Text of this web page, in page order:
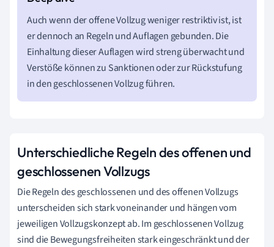
Auch wenn der offene Vollzug weniger restriktiv ist, ist
er dennoch an Regeln und Auflagen gebunden. Die
Einhaltung dieser Auflagen wird streng überwacht und
Verstöße können zu Sanktionen oder zur Rückstufung
in den geschlossenen Vollzug führen.
Unterschiedliche Regeln des offenen und
geschlossenen Vollzugs
Die Regeln des geschlossenen und des offenen Vollzugs
unterscheiden sich stark voneinander und hängen vom
jeweiligen Vollzugskonzept ab. Im geschlossenen Vollzug
sind die Bewegungsfreiheiten stark eingeschränkt und der